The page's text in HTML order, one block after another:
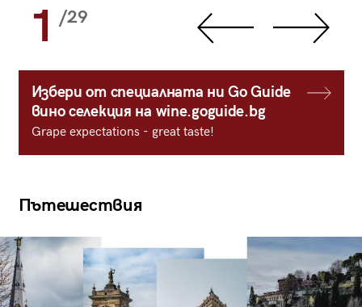
1 /29
Избери от специалната ни Go Guide
вино селекция на wine.goguide.bg
Grape expectations - great taste!
Пътешествия